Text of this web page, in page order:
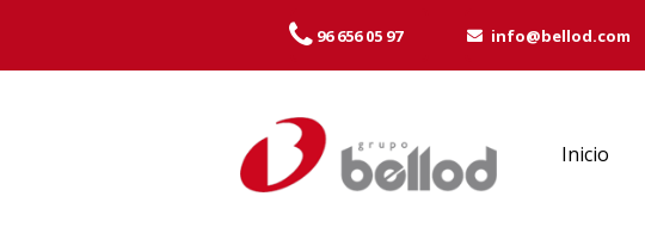
96 656 05 97 info@bellod.com
Inicio